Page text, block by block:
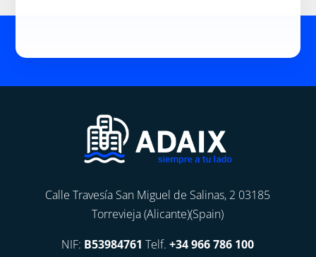
Calle Travesía San Miguel de Salinas, 2 03185
Torrevieja (Alicante)(Spain)
NIF: B53984761 Telf.+34 966 786 100